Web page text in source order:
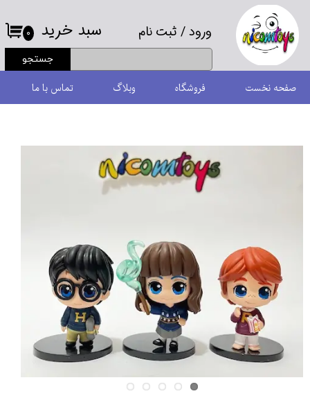
ورود/ ثبت نام
حساب کاربری من
تغییر گذر واژه
سفارشات
جستجو
۰ سبد خرید
صفحه نخست فروشگاه وبلاگ تماس با ما